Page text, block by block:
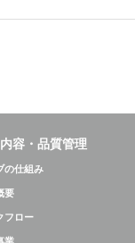
容・品質管理
の仕組み
要
フロー